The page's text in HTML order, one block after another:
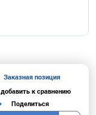
Заказная позиция
добавить к сравнению
Поделиться